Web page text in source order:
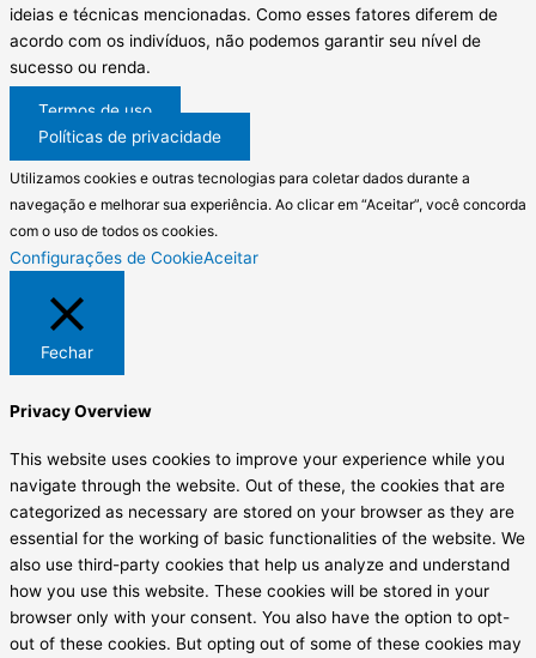
ideias e técnicas mencionadas. Como esses fatores diferem de
acordo com os indivíduos, não podemos garantir seu nível de
sucesso ou renda.
Termos de uso
Políticas de privacidade
Utilizamos cookies e outras tecnologias para coletar dados durante a
navegação e melhorar sua experiência. Ao clicar em “Aceitar”, você concorda
com o uso de todos os cookies.
Configurações de CookieAceitar
Fechar
Privacy Overview
This website uses cookies to improve your experience while you
navigate through the website. Out of these, the cookies that are
categorized as necessary are stored on your browser as they are
essential for the working of basic functionalities of the website. We
also use third-party cookies that help us analyze and understand
how you use this website. These cookies will be stored in your
browser only with your consent. You also have the option to opt-
out of these cookies. But opting out of some of these cookies may